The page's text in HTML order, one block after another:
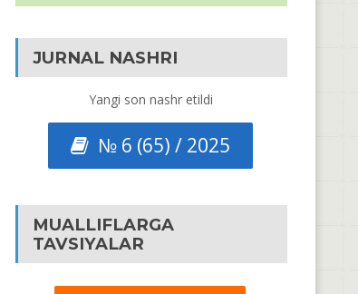
JURNAL NASHRI
Yangi son nashr etildi
№ 6 (65) / 2025
MUALLIFLARGA
TAVSIYALAR